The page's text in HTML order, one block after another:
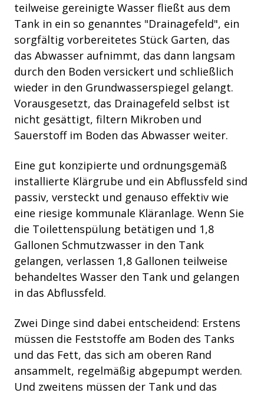
teilweise gereinigte Wasser fließt aus dem
Tank in ein so genanntes "Drainagefeld", ein
sorgfältig vorbereitetes Stück Garten, das
das Abwasser aufnimmt, das dann langsam
durch den Boden versickert und schließlich
wieder in den Grundwasserspiegel gelangt.
Vorausgesetzt, das Drainagefeld selbst ist
nicht gesättigt, filtern Mikroben und
Sauerstoff im Boden das Abwasser weiter.
Eine gut konzipierte und ordnungsgemäß
installierte Klärgrube und ein Abflussfeld sind
passiv, versteckt und genauso effektiv wie
eine riesige kommunale Kläranlage. Wenn Sie
die Toilettenspülung betätigen und 1,8
Gallonen Schmutzwasser in den Tank
gelangen, verlassen 1,8 Gallonen teilweise
behandeltes Wasser den Tank und gelangen
in das Abflussfeld.
Zwei Dinge sind dabei entscheidend: Erstens
müssen die Feststoffe am Boden des Tanks
und das Fett, das sich am oberen Rand
ansammelt, regelmäßig abgepumpt werden.
Und zweitens müssen der Tank und das